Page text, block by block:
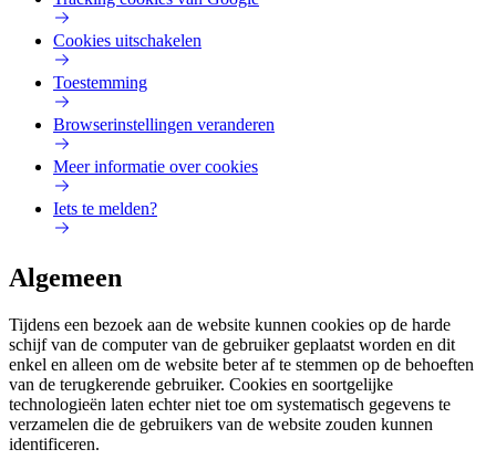
Cookies uitschakelen
Toestemming
Browserinstellingen veranderen
Meer informatie over cookies
Iets te melden?
Algemeen
Tijdens een bezoek aan de website kunnen cookies op de harde
schijf van de computer van de gebruiker geplaatst worden en dit
enkel en alleen om de website beter af te stemmen op de behoeften
van de terugkerende gebruiker. Cookies en soortgelijke
technologieën laten echter niet toe om systematisch gegevens te
verzamelen die de gebruikers van de website zouden kunnen
identificeren.